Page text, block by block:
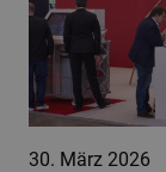
30. März 2026